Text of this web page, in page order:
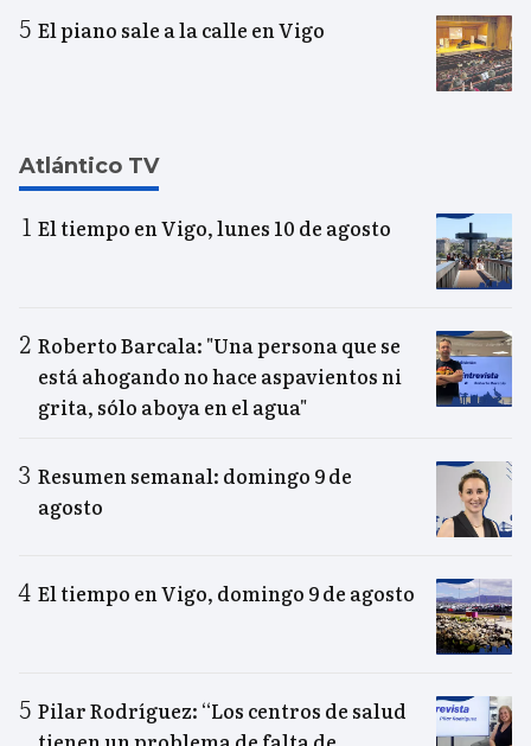
El piano sale a la calle en Vigo
Atlántico TV
El tiempo en Vigo, lunes 10 de agosto
Roberto Barcala: "Una persona que se
está ahogando no hace aspavientos ni
grita, sólo aboya en el agua"
Resumen semanal: domingo 9 de
agosto
El tiempo en Vigo, domingo 9 de agosto
Pilar Rodríguez: “Los centros de salud